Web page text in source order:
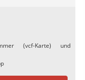
(vcf-Karte) und